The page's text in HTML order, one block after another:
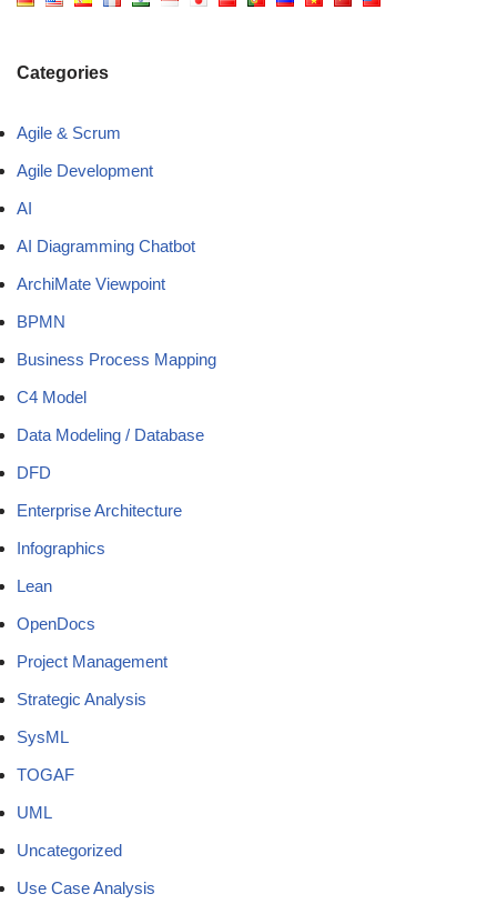
Categories
Agile & Scrum
Agile Development
AI
AI Diagramming Chatbot
ArchiMate Viewpoint
BPMN
Business Process Mapping
C4 Model
Data Modeling / Database
DFD
Enterprise Architecture
Infographics
Lean
OpenDocs
Project Management
Strategic Analysis
SysML
TOGAF
UML
Uncategorized
Use Case Analysis